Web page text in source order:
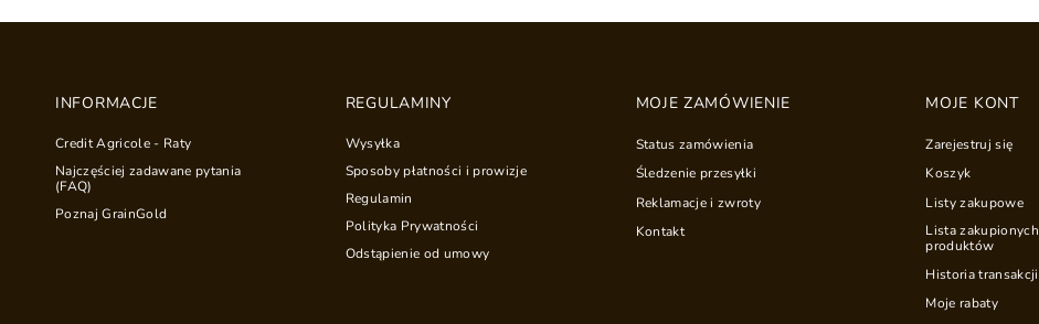
INFORMACJE
Credit Agricole - Raty
Najczęściej zadawane pytania
(FAQ)
Poznaj GrainGold
REGULAMINY
Wysyłka
Sposoby płatności i prowizje
Regulamin
Polityka Prywatności
Odstąpienie od umowy
MOJE ZAMÓWIENIE
Status zamówienia
Śledzenie przesyłki
Reklamacje i zwroty
Kontakt
MOJE KONT
Zarejestruj się
Koszyk
Listy zakupowe
Lista zakupionych
produktów
Historia transakcji
Moje rabaty